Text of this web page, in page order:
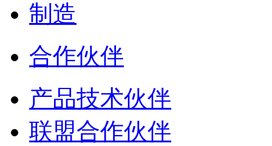
制造
合作伙伴
产品技术伙伴
联盟合作伙伴